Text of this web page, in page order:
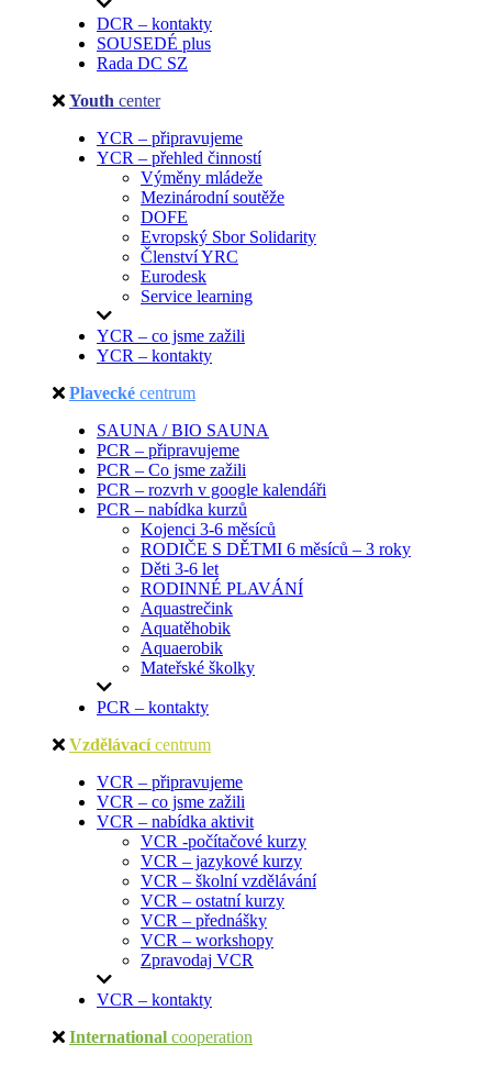
DCR – kontakty
SOUSEDÉ plus
Rada DC SZ
Youth center
YCR – připravujeme
YCR – přehled činností
Výměny mládeže
Mezinárodní soutěže
DOFE
Evropský Sbor Solidarity
Členství YRC
Eurodesk
Service learning
YCR – co jsme zažili
YCR – kontakty
Plavecké centrum
SAUNA / BIO SAUNA
PCR – připravujeme
PCR – Co jsme zažili
PCR – rozvrh v google kalendáři
PCR – nabídka kurzů
Kojenci 3-6 měsíců
RODIČE S DĚTMI 6 měsíců – 3 roky
Děti 3-6 let
RODINNÉ PLAVÁNÍ
Aquastrečink
Aquatěhobik
Aquaerobik
Mateřské školky
PCR – kontakty
Vzdělávací centrum
VCR – připravujeme
VCR – co jsme zažili
VCR – nabídka aktivit
VCR -počítačové kurzy
VCR – jazykové kurzy
VCR – školní vzdělávání
VCR – ostatní kurzy
VCR – přednášky
VCR – workshopy
Zpravodaj VCR
VCR – kontakty
International cooperation